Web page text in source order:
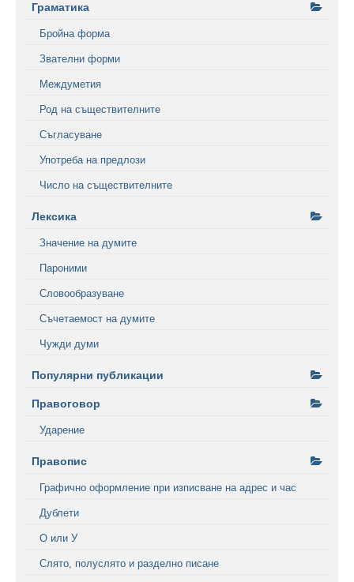
Граматика
Бройна форма
Звателни форми
Междуметия
Род на съществителните
Съгласуване
Употреба на предлози
Число на съществителните
Лексика
Значение на думите
Пароними
Словообразуване
Съчетаемост на думите
Чужди думи
Популярни публикации
Правоговор
Ударение
Правопис
Графично оформление при изписване на адрес и час
Дублети
О или У
Слято, полуслято и разделно писане